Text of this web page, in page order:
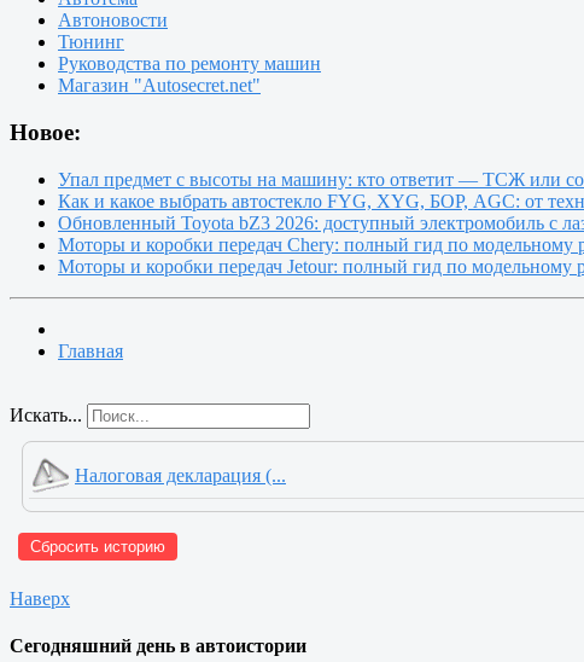
Автоновости
Тюнинг
Руководства по ремонту машин
Магазин "Autosecret.net"
Новое:
Упал предмет с высоты на машину: кто ответит — ТСЖ или
Как и какое выбрать автостекло FYG, XYG, БОР, AGC: от
Обновленный Toyota bZ3 2026: доступный электромобиль с
Моторы и коробки передач Chery: полный гид по модельному
Моторы и коробки передач Jetour: полный гид по модельному
Главная
Искать...
Налоговая декларация (...
Сбросить историю
Наверх
Сегодняшний день в автоистории